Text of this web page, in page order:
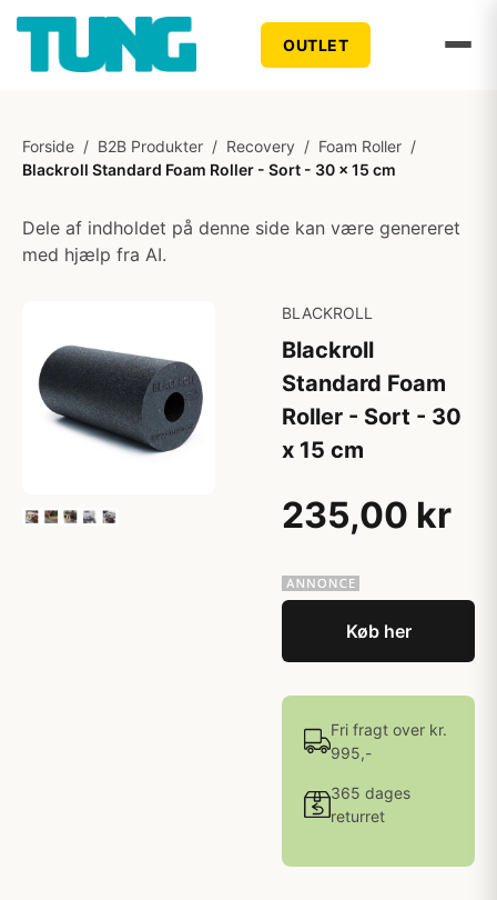
OUTLET
Forside / B2B Produkter / Recovery / Foam Roller /
Blackroll Standard Foam Roller - Sort - 30 x 15 cm
Dele af indholdet på denne side kan være genereret
med hjælp fra AI.
BLACKROLL
Blackroll
Standard Foam
Roller - Sort - 30
x 15 cm
235,00 kr
Køb her
Fri fragt over kr.
995,-
365 dages
returret